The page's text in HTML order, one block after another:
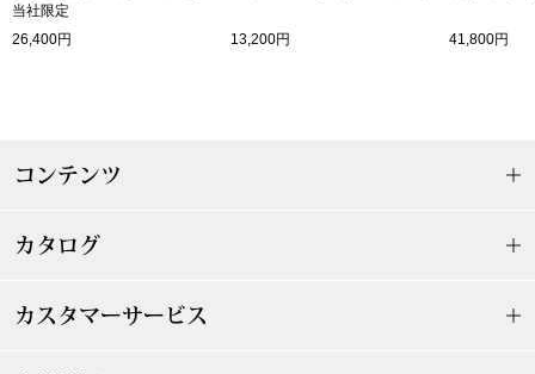
ア
その他
当社限定
26,400円
13,200円 41,800円
コンテンツ
カタログ
カスタマーサービス